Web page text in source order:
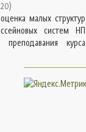
)
малых структур
систем НП
преподавания курса